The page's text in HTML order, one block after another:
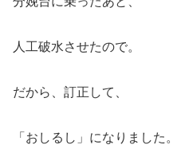
人工破水させたので。
だから、訂正して、
「おしるし」になりました。